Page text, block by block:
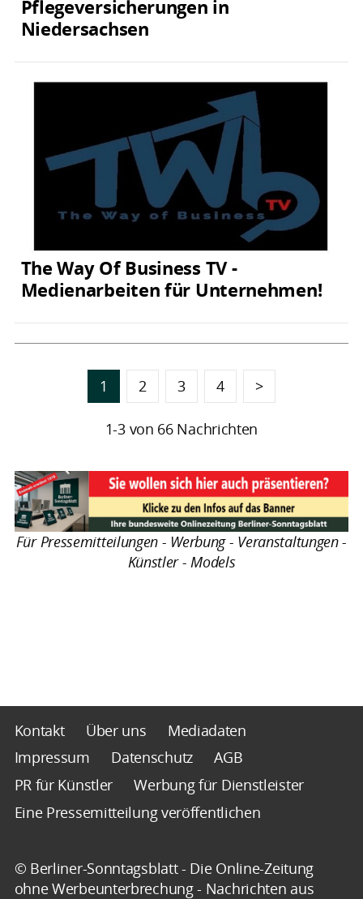
Pflegeversicherungen in
Niedersachsen
The Way Of Business TV -
Medienarbeiten für Unternehmen!
1 2 3 4 >
1-3 von 66 Nachrichten
Für Pressemitteilungen - Werbung - Veranstaltungen -
Künstler - Models
Kontakt Über uns
Mediadaten
Impressum
Datenschutz
AGB
PR für Künstler
Werbung für Dienstleister
Eine Pressemitteilung veröffentlichen
© Berliner-Sonntagsblatt - Die Online-Zeitung
ohne Werbeunterbrechung - Nachrichten aus